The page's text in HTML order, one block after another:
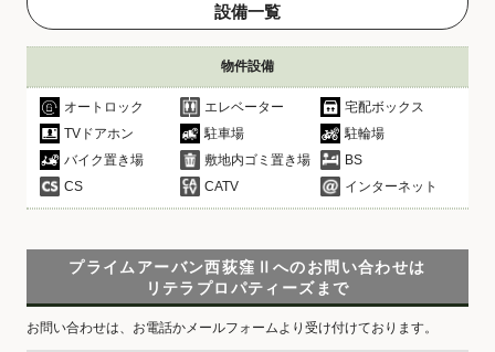
設備一覧
物件設備
オートロック エレベーター
宅配ボックス
TVドアホン
駐車場
駐輪場
バイク置き場
敷地内ゴミ置き場
BS
CS
CATV インターネット
プライムアーバン西荻窪Ⅱへのお問い合わせは
リテラプロパティーズまで
お問い合わせは、お電話かメールフォームより受け付けております。